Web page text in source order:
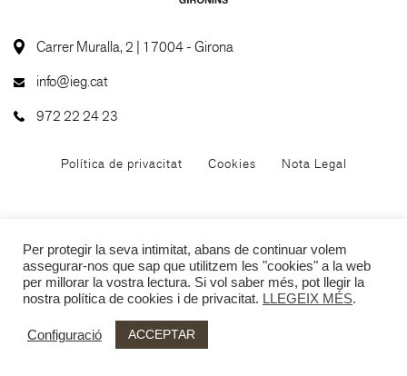
Carrer Muralla, 2 | 17004 - Girona
info@ieg.cat
972 22 24 23
Política de privacitat Cookies Nota Legal
Per protegir la seva intimitat, abans de continuar volem
assegurar-nos que sap que utilitzem les "cookies" a la web
per millorar la vostra lectura. Si vol saber més, pot llegir la
nostra política de cookies i de privacitat. LLEGEIX MÉS.
Configuració ACCEPTAR